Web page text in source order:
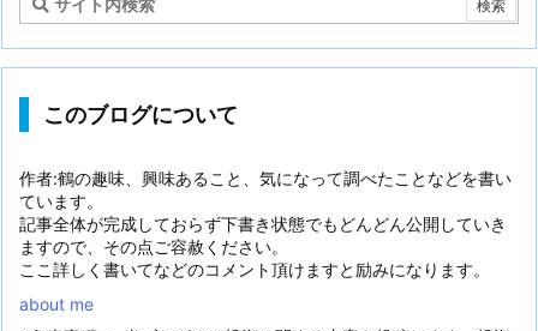
このブログについて
作者:鶴の趣味、興味あること、気になって調べたことなどを書い
ています。
記事全体が完成しておらず下書き状態でもどんどん公開していき
ますので、その点ご容赦ください。
ここ詳しく書いてなどのコメント頂けますと励みになります。
about me